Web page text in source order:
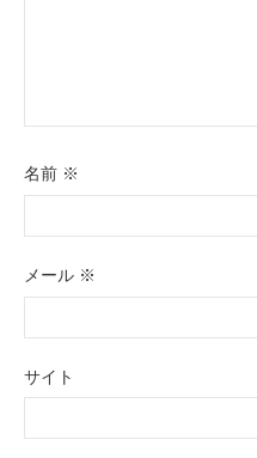
名前 ※
メール ※
サイト